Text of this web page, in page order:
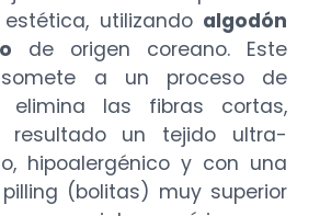
utilizando algodón
de origen coreano. Este
a un proceso de
elimina las fibras cortas,
resultado un tejido ultra-
hipoalergénico y con una
(bolitas) muy superior